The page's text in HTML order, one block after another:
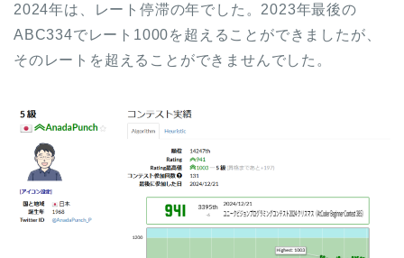
2024年は、レート停滞の年でした。2023年最後の
ABC334でレート1000を超えることができましたが、
そのレートを超えることができませんでした。